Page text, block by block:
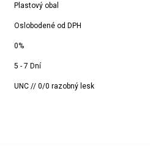
Plastový obal
Oslobodené od DPH
0%
5 - 7 Dní
UNC // 0/0 razobný lesk